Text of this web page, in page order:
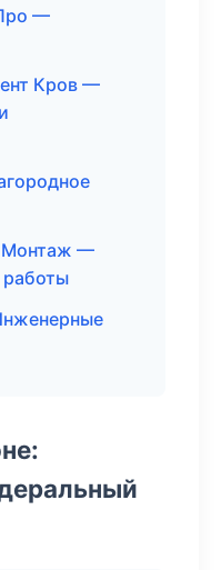
—
Кров —
Монтаж —
работы